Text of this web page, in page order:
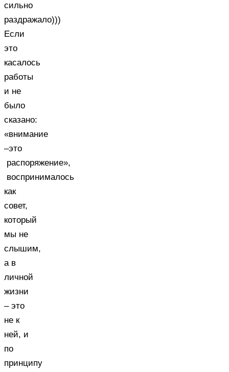
сильно
раздражало)))
Если
это
касалось
работы
и не
было
сказано:
«внимание
–это
распоряжение»,
воспринималось
как
совет,
который
мы не
слышим,
а в
личной
жизни
– это
не к
ней, и
по
принципу